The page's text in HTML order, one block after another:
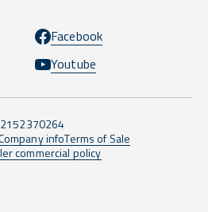
Facebook
Youtube
infoTerms of Sale
commercial policy